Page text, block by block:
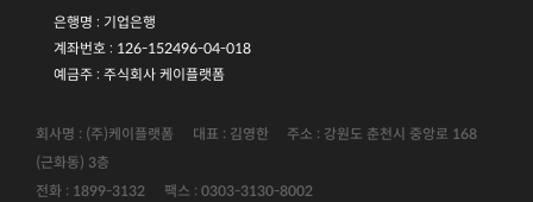
은행명 : 기업은행
계좌번호 : 126-152496-04-018
예금주 : 주식회사 케이플랫폼
회사명 : (주)케이플랫폼 대표 : 김영한
주소 : 강원도 춘천시 중앙로 168
(근화동) 3층
전화 : 1899-3132
팩스 : 0303-3130-8002